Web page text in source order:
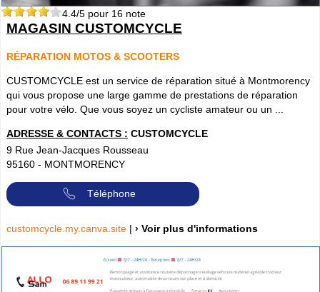
4.4/5 pour 16 note
MAGASIN CUSTOMCYCLE
RÉPARATION MOTOS & SCOOTERS
CUSTOMCYCLE est un service de réparation situé à Montmorency
qui vous propose une large gamme de prestations de réparation
pour votre vélo. Que vous soyez un cycliste amateur ou un ...
ADRESSE & CONTACTS : CUSTOMCYCLE
9 Rue Jean-Jacques Rousseau
95160 - MONTMORENCY
Téléphone
customcycle.my.canva.site | › Voir plus d'informations